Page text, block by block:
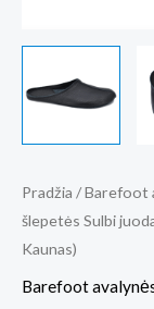
Pradžia /Barefoot
šlepetės Sulbi
Kaunas)
Barefoot